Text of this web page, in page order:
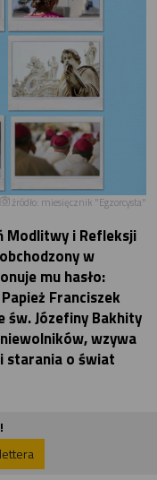
źródło: miesięcznik "Egzorcysta"
Modlitwy i Refleksji
w
mu hasło:
Franciszek
św. Józefiny Bakhity
wzywa
starania o świat